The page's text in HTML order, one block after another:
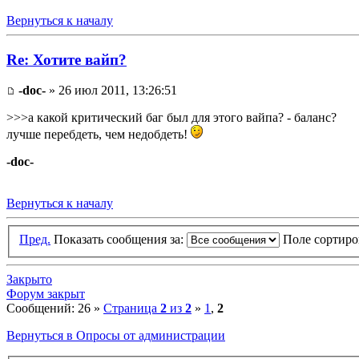
Вернуться к началу
Re: Хотите вайп?
-doc- » 26 июл 2011, 13:26:51
>>>а какой критический баг был для этого вайпа? - баланс?
лучше перебдеть, чем недобдеть!
-doc-
Вернуться к началу
Пред. Показать сообщения за: Поле
Закрыто
Форум закрыт
Сообщений: 26 » Страница 2 из 2 » 1 , 2
Вернуться в Опросы от администрации